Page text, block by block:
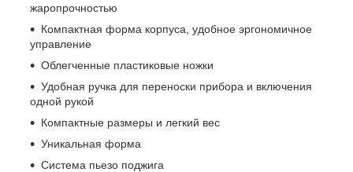
жаропрочностью
Компактная форма корпуса, удобное эргономичное
управление
Облегченные пластиковые ножки
Удобная ручка для переноски прибора и включения
одной рукой
Компактные размеры и легкий вес
Уникальная форма
Система пьезо поджига